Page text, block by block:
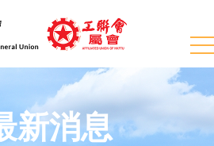
新消息